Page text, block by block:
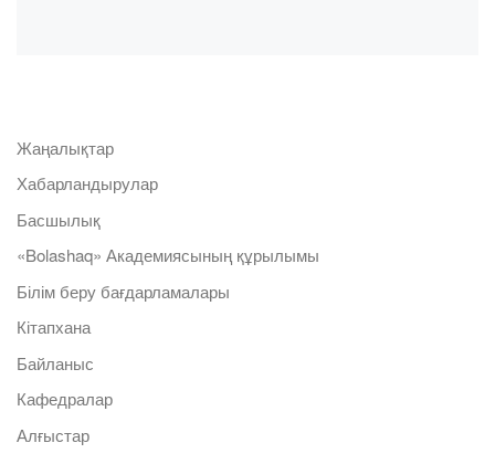
Жаңалықтар
Хабарландырулар
Басшылық
«Bolashaq» Академиясының құрылымы
Білім беру бағдарламалары
Кітапхана
Байланыс
Кафедралар
Алғыстар